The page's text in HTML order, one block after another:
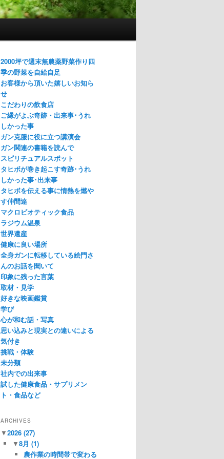
2000坪で週末無農薬野菜作り四
季の野菜を自給自足
お客様から頂いた嬉しいお知ら
せ
こだわりの飲食店
ご縁がよぶ奇跡・出来事･うれ
しかった事
ガン克服に役に立つ講演会
ガン関連の書籍を読んで
スピリチュアルスポット
タヒボが巻き起こす奇跡･うれ
しかった事･出来事
タヒボを伝える事に情熱を燃や
す仲間達
マクロビオティック食品
ラジウム温泉
世界遺産
健康に良い場所
全身ガンに転移している絵門さ
んのお話を聞いて
印象に残った言葉
取材・見学
好きな映画鑑賞
学び
心が和む話・写真
思い込みと現実との違いによる
気付き
挑戦・体験
未分類
社内での出来事
試した健康食品・サプリメン
ト・食品など
ARCHIVES
▼2026 (27)
▼8月 (1)
農作業の時間帯で変わる